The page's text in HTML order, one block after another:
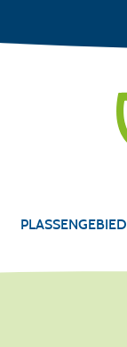
PLASSENGEBIED